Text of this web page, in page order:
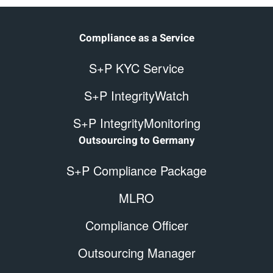
Compliance as a Service
S+P KYC Service
S+P IntegrityWatch
S+P IntegrityMonitoring
Outsourcing to Germany
S+P Compliance Package
MLRO
Compliance Officer
Outsourcing Manager